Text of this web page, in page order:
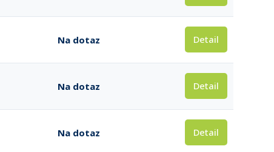
Na dotaz Detail
Na dotaz Detail
Na dotaz Detail